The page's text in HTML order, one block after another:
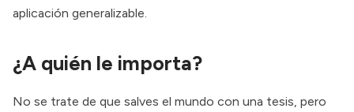
aplicación generalizable.
¿A quién le importa?
No se trate de que salves el mundo con una tesis, pero